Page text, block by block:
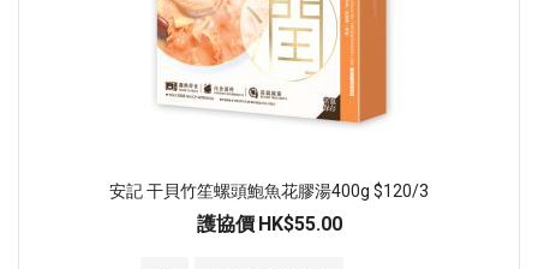
安記 干貝竹笙螺頭鮑魚花膠湯400g $120/3
護協價 HK$55.00